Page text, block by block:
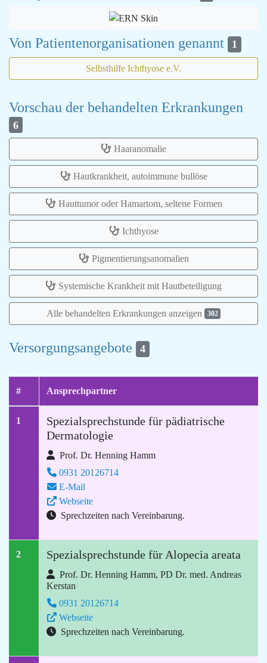
Von Patientenorganisationen genannt 1
Selbsthilfe Ichthyose e.V.
Vorschau der behandelten Erkrankungen
6
Haaranomalie
Hautkrankheit, autoimmune bullöse
Hauttumor oder Hamartom, seltene Formen
Ichthyose
Pigmentierungsanomalien
Systemische Krankheit mit Hautbeteiligung
Alle behandelten Erkrankungen anzeigen 302
Versorgungsangebote 4
# Ansprechpartner
1
Spezialsprechstunde für pädiatrische
Dermatologie
Prof. Dr. Henning Hamm
0931 20126714
E-Mail
Webseite
Sprechzeiten nach Vereinbarung.
2 Spezialsprechstunde für Alopecia areata
Prof. Dr. Henning Hamm, PD Dr. med. Andreas
Kerstan
0931 20126714
Webseite
Sprechzeiten nach Vereinbarung.